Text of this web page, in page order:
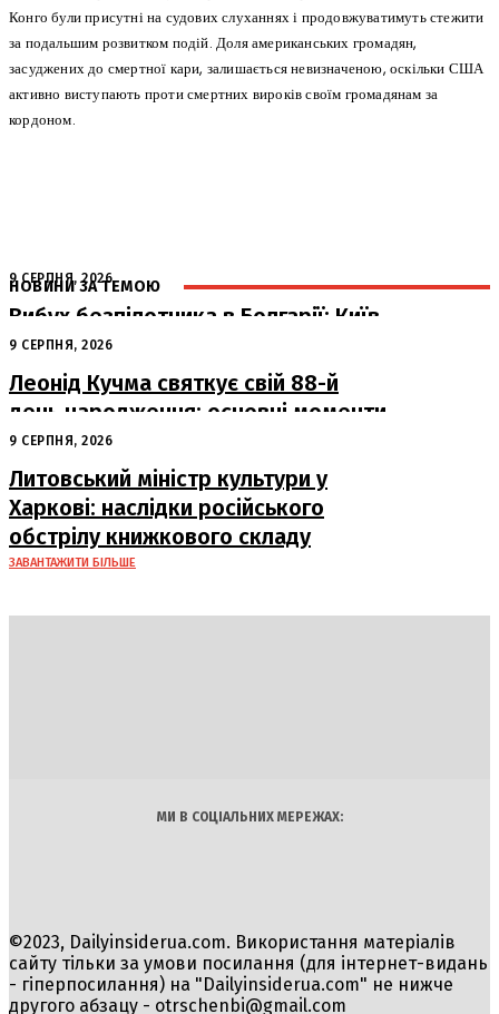
Конго були присутні на судових слуханнях і продовжуватимуть стежити
за подальшим розвитком подій. Доля американських громадян,
засуджених до смертної кари, залишається невизначеною, оскільки США
активно виступають проти смертних вироків своїм громадянам за
кордоном.
НОВИНИ ЗА ТЕМОЮ
9 СЕРПНЯ, 2026
Вибух безпілотника в Болгарії: Київ
готовий до спільного розслідування
9 СЕРПНЯ, 2026
Леонід Кучма святкує свій 88-й
день народження: основні моменти
з життя другого Президента України
9 СЕРПНЯ, 2026
Литовський міністр культури у
Харкові: наслідки російського
обстрілу книжкового складу
ЗАВАНТАЖИТИ БІЛЬШЕ
МИ В СОЦІАЛЬНИХ МЕРЕЖАХ:
©2023, Dailyinsiderua.com. Використання матеріалів
сайту тільки за умови посилання (для інтернет-видань
- гіперпосилання) на "Dailyinsiderua.com" не нижче
другого абзацу - otrschenbi@gmail.com